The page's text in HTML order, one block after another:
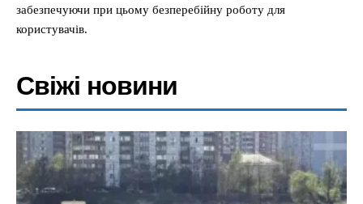
забезпечуючи при цьому безперебійну роботу для
користувачів.
Свіжі новини